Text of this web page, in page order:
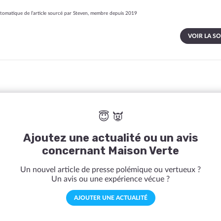
de l’article sourcé par Steven, membre depuis 2019
VOIR LA
😇 👿
Ajoutez une actualité ou un avis
concernant Maison Verte
Un nouvel article de presse polémique ou vertueux ?
Un avis ou une expérience vécue ?
AJOUTER UNE ACTUALITÉ